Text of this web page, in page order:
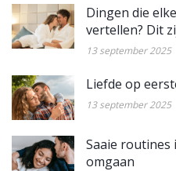
Dingen die
vertellen? Dit
13 september 2025
Liefde op
13 september 2025
Saaie routines
omgaan